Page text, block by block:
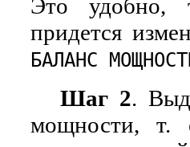
Это удобно,
придется
БАЛАНС
Шаг 2.
мощности, т.